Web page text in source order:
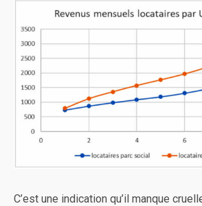
C’est une indication qu’il manque